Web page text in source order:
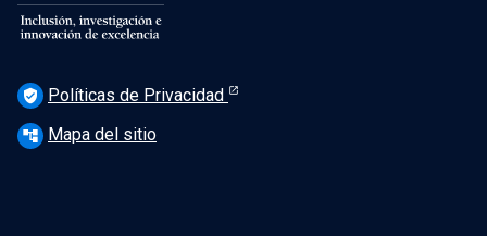
verified_user Políticas de Privacidad
account_tree Mapa del sitio